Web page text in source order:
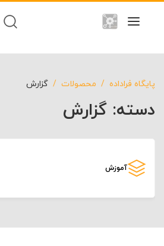
پایگاه فراداده محصولات گزارش
دسته: گزارش
آموزش